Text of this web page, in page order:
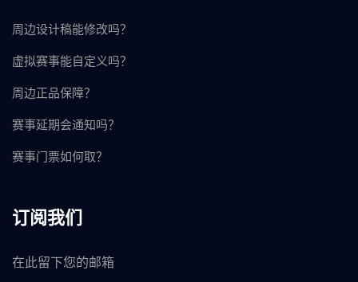
周边设计稿能修改吗？
虚拟赛事能自定义吗？
周边正品保障？
赛事延期会通知吗？
赛事门票如何取？
订阅我们
在此留下您的邮箱